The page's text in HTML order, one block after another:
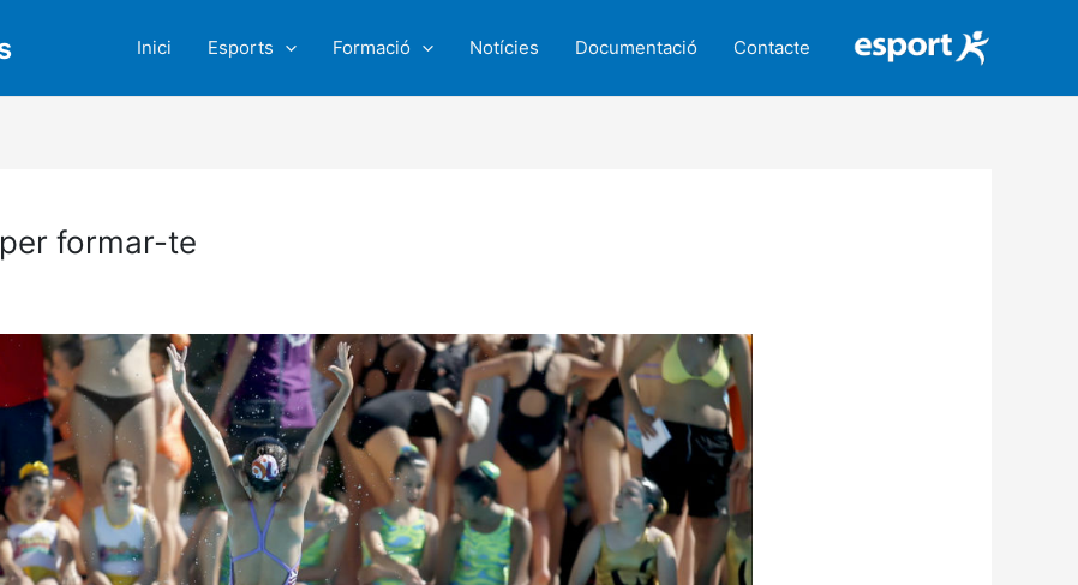
Inici Esports Formació Notícies Documentació Contacte
formar-te